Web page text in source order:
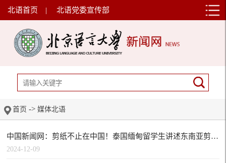
北语首页 | 北语党委宣传部
首页 -> 媒体北语
中国新闻网：剪纸不止在中国！泰国缅甸留学生讲述东南亚剪纸故事
2024-12-09